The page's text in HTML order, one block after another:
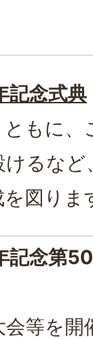
記念式典
もに、
るなど
図りま
念第
等を開